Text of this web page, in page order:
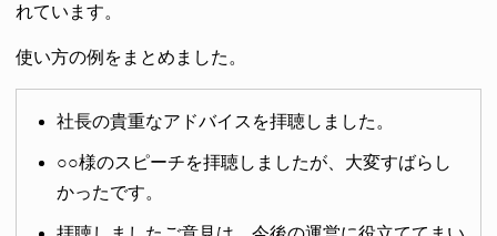
れています。
使い方の例をまとめました。
社長の貴重なアドバイスを拝聴しました。
○○様のスピーチを拝聴しましたが、大変すばらし
かったです。